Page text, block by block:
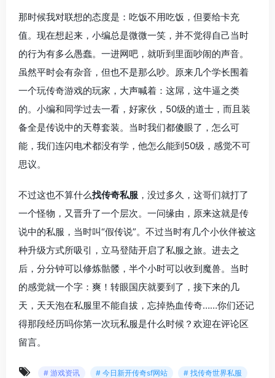
那时候我对联想的态度是：吃饭不用吃饭，但要给卡充
值。现在想起来，小编总是微微一笑，并不觉得自己当时
的行为有多么愚蠢。一进网吧，就听到里面吵闹的声音。
虽然平时会有杂音，但也不是那么吵。原来几个学长围着
一个玩传奇游戏的玩家，大声喊着：这屌，这牛逼之类
的。小编和同学过去一看，好家伙，50级的道士，而且装
备全是传说中的天尊套装。当时我们都傻眼了，怎么可
能，我们连闪电术都没有学，他怎么能到50级，感觉不可
思议。
不过这也不算什么找传奇私服 ，没过多久，这哥们就打了
一个怪物，又晋升了一个层次。一问缘由，原来这就是传
说中的私服，当时叫“假传说”。不过当时有几个小伙伴被这
种升级方式所吸引，立马登陆开启了私服之旅。进去之
后，分分钟可以修炼骷髅，半个小时可以收到魔兽。当时
的感觉就一个字：爽！转眼国庆就要到了，接下来的几
天，天天泡在私服里不能自拔，忘掉热血传奇……你们还记
得那段经历吗你第一次玩私服是什么时候？欢迎在评论区
留言。
# 游戏资讯 # 今日新开传奇sf网站
# 找传奇世界私服